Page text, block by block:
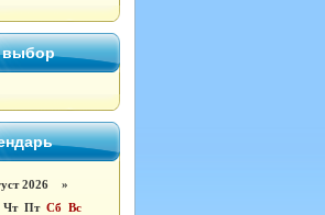
2026 »
Чт Пт Сб Вс